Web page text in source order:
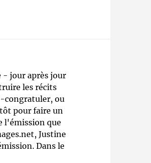
Qui sommes-nous ?
- jour après jour
les récits
congratuler, ou
pour faire un
l'émission que
Justine
Dans le